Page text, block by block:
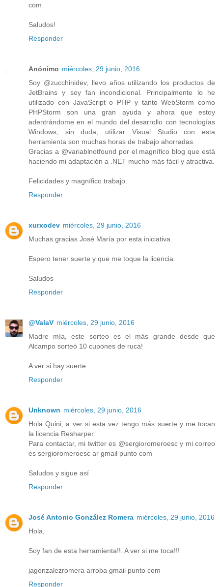
com
Saludos!
Responder
Anónimo miércoles, 29 junio, 2016
Soy @zucchinidev, llevo años utilizando los productos de
JetBrains y soy fan incondicional. Principalmente lo he
utilizado con JavaScript o PHP y tanto WebStorm como
PHPStorm son una gran ayuda y ahora que estoy
adentrándome en el mundo del desarrollo con tecnologías
Windows, sin duda, utilizar Visual Studio con esta
herramienta son muchas horas de trabajo ahorradas.
Gracias a @variablnotfound por el magnífico blog que está
haciendo mi adaptación a .NET mucho más fácil y atractiva.
Felicidades y magnífico trabajo.
Responder
xurxodev miércoles, 29 junio, 2016
Muchas gracias José María por esta iniciativa.
Espero tener suerte y que me toque la licencia.
Saludos
Responder
@ValaV miércoles, 29 junio, 2016
Madre mía, este sorteo es el más grande desde que
Alcampo sorteó 10 cupones de ruca!
A ver si hay suerte
Responder
Unknown miércoles, 29 junio, 2016
Hola Quini, a ver si esta vez tengo más suerte y me tocan
la licencia Resharper.
Para contactar, mi twitter es @sergioromeroesc y mi correo
es sergioromeroesc ar gmail punto com
Saludos y sigue así
Responder
José Antonio González Romera miércoles, 29 junio, 2016
Hola,
Soy fan de esta herramienta!!. A ver si me toca!!!
jagonzalezromera arroba gmail punto com
Responder